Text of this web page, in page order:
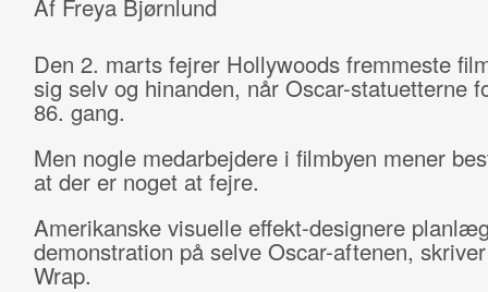
Af Freya Bjørnlund
Den 2. marts fejrer Hollywoods fremmeste
sig selv og hinanden, når Oscar-statuetterne
86. gang.
Men nogle medarbejdere i filmbyen mener
at der er noget at fejre.
Amerikanske visuelle effekt-designere
demonstration på selve Oscar-aftenen,
Wrap.